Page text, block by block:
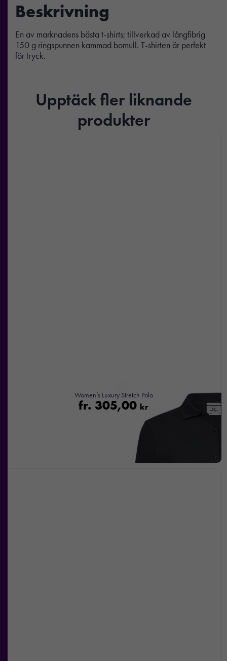
Beskrivning
En av marknadens bästa t-shirts; tillverkad av långfibrig
150 g ringspunnen kammad bomull. T-shirten är perfekt
för tryck.
Upptäck fler liknande
produkter
Women’s Luxury Stretch Polo
fr. 305,00 kr